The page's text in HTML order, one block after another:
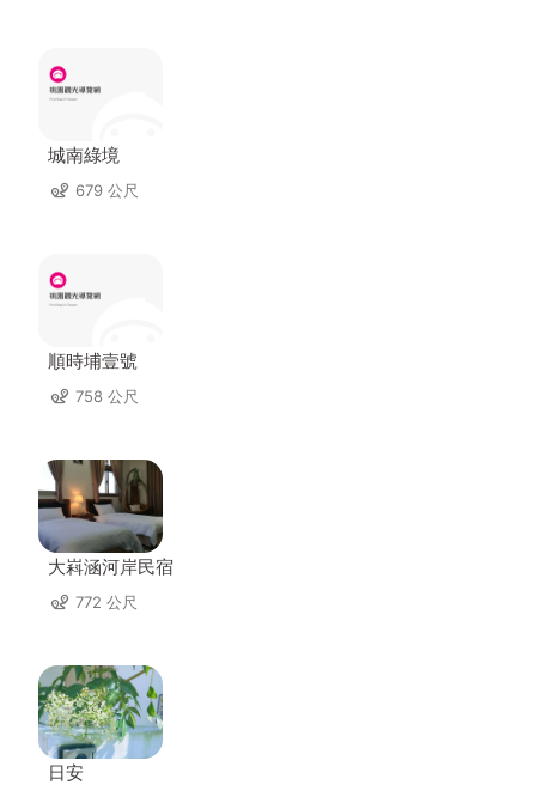
城南綠境
679 公尺
順時埔壹號
758 公尺
大嵙涵河岸民宿
772 公尺
日安